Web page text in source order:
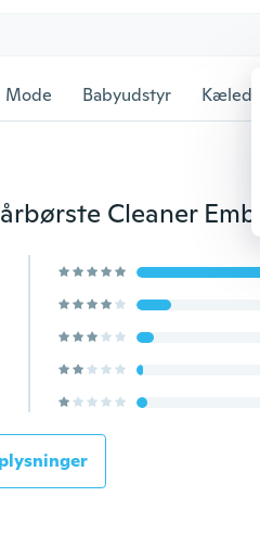
Mode Babyudstyr